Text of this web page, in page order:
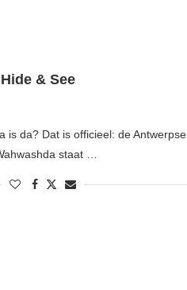
& See
is da? Dat is officieel: de Antwerpse
staat …